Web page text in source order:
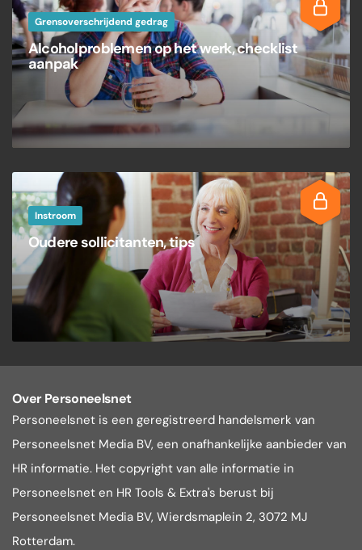
Grensoverschrijdend gedrag
Alcoholproblemen op het werk, checklist
aanpak
Instroom
Oudere sollicitanten, tips
Over Personeelsnet
Personeelsnet is een geregistreerd handelsmerk van
Personeelsnet Media BV, een onafhankelijke aanbieder van
HR informatie. Het copyright van alle informatie in
Personeelsnet en HR Tools & Extra's berust bij
Personeelsnet Media BV, Wierdsmaplein 2, 3072 MJ
Rotterdam.